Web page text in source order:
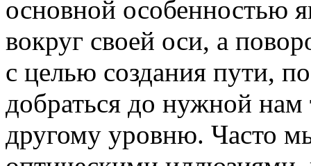
основной особенностью
вокруг своей оси, а
с целью создания пути,
добраться до нужной
другому уровню. Часто